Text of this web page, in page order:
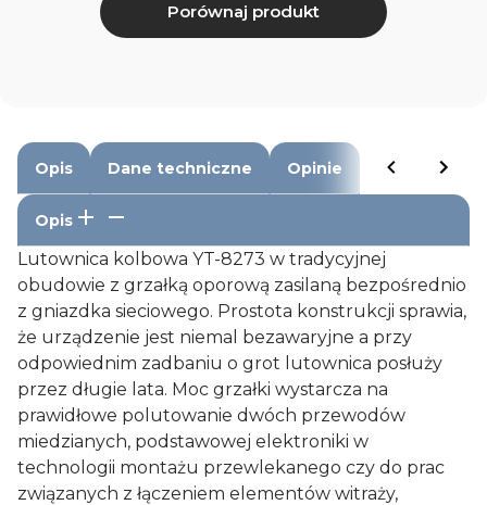
Porównaj produkt
Opis Dane techniczne Opinie
Opis
Lutownica kolbowa YT-8273 w tradycyjnej
obudowie z grzałką oporową zasilaną bezpośrednio
z gniazdka sieciowego. Prostota konstrukcji sprawia,
że urządzenie jest niemal bezawaryjne a przy
odpowiednim zadbaniu o grot lutownica posłuży
przez długie lata. Moc grzałki wystarcza na
prawidłowe polutowanie dwóch przewodów
miedzianych, podstawowej elektroniki w
technologii montażu przewlekanego czy do prac
związanych z łączeniem elementów witraży,